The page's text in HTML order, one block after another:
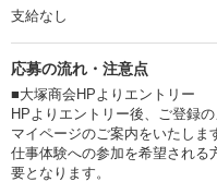
支給なし
応募の流れ・注意点
■大塚商会HPよりエントリー
HPよりエントリー後、ご登録
マイページのご案内をいたしま
仕事体験への参加を希望される
要となります。